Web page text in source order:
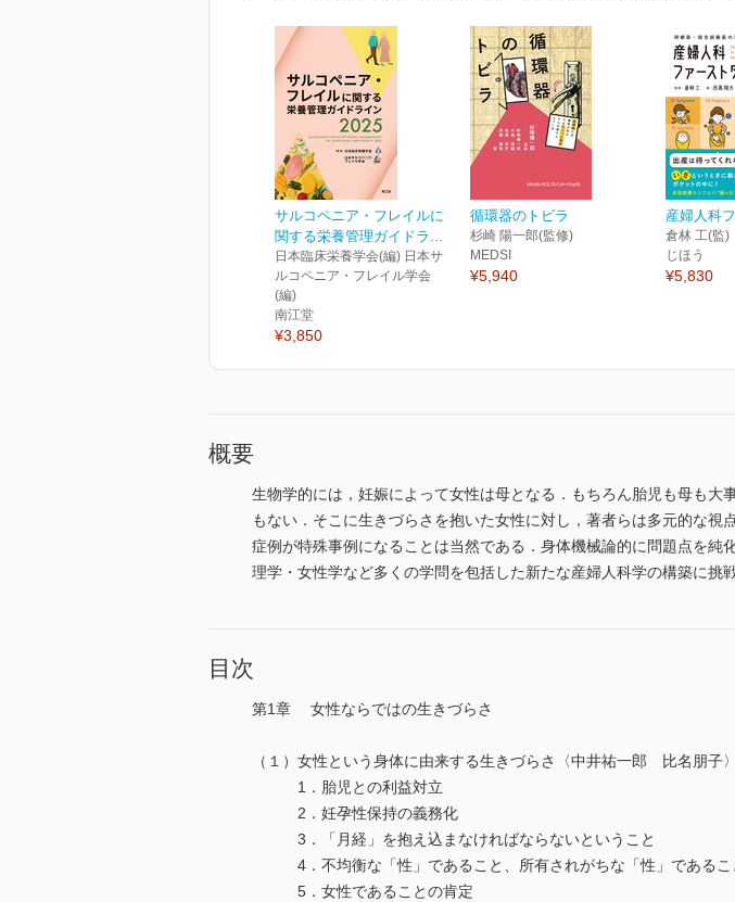
サルコペニア・フレイルに
関する栄養管理ガイドラ...
日本臨床栄養学会(編) 日本サ
ルコペニア・フレイル学会
(編)
南江堂
¥3,850
循環器のトビラ
杉崎 陽一郎(監修)
MEDSI
¥5,940
産婦人科
倉林 工(監)
じほう
¥5,830
概要
生物学的には，妊娠によって女性は母となる．もちろん胎児も母も
もない．そこに生きづらさを抱いた女性に対し，著者らは多元的な
症例が特殊事例になることは当然である．身体機械論的に問題点を
理学・女性学など多くの学問を包括した新たな産婦人科学の構築に挑
目次
第1章 女性ならではの生きづらさ
（１）女性という身体に由来する生きづらさ〈中井祐一郎 比名朋子〉
1．胎児との利益対立
2．妊孕性保持の義務化
3．「月経」を抱え込まなければならないということ
4．不均衡な「性」であること、所有されがちな「性」であるこ
5．女性であることの肯定